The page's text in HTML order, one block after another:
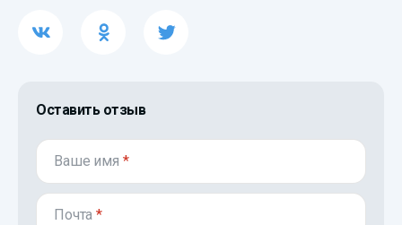
Оставить отзыв
Ваше имя *
Почта*